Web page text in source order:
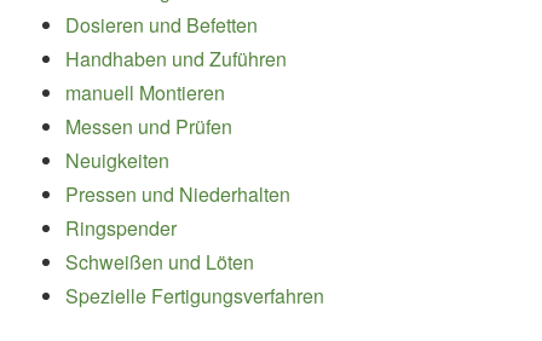
Dosieren und Befetten
Handhaben und Zuführen
manuell Montieren
Messen und Prüfen
Neuigkeiten
Pressen und Niederhalten
Ringspender
Schweißen und Löten
Spezielle Fertigungsverfahren